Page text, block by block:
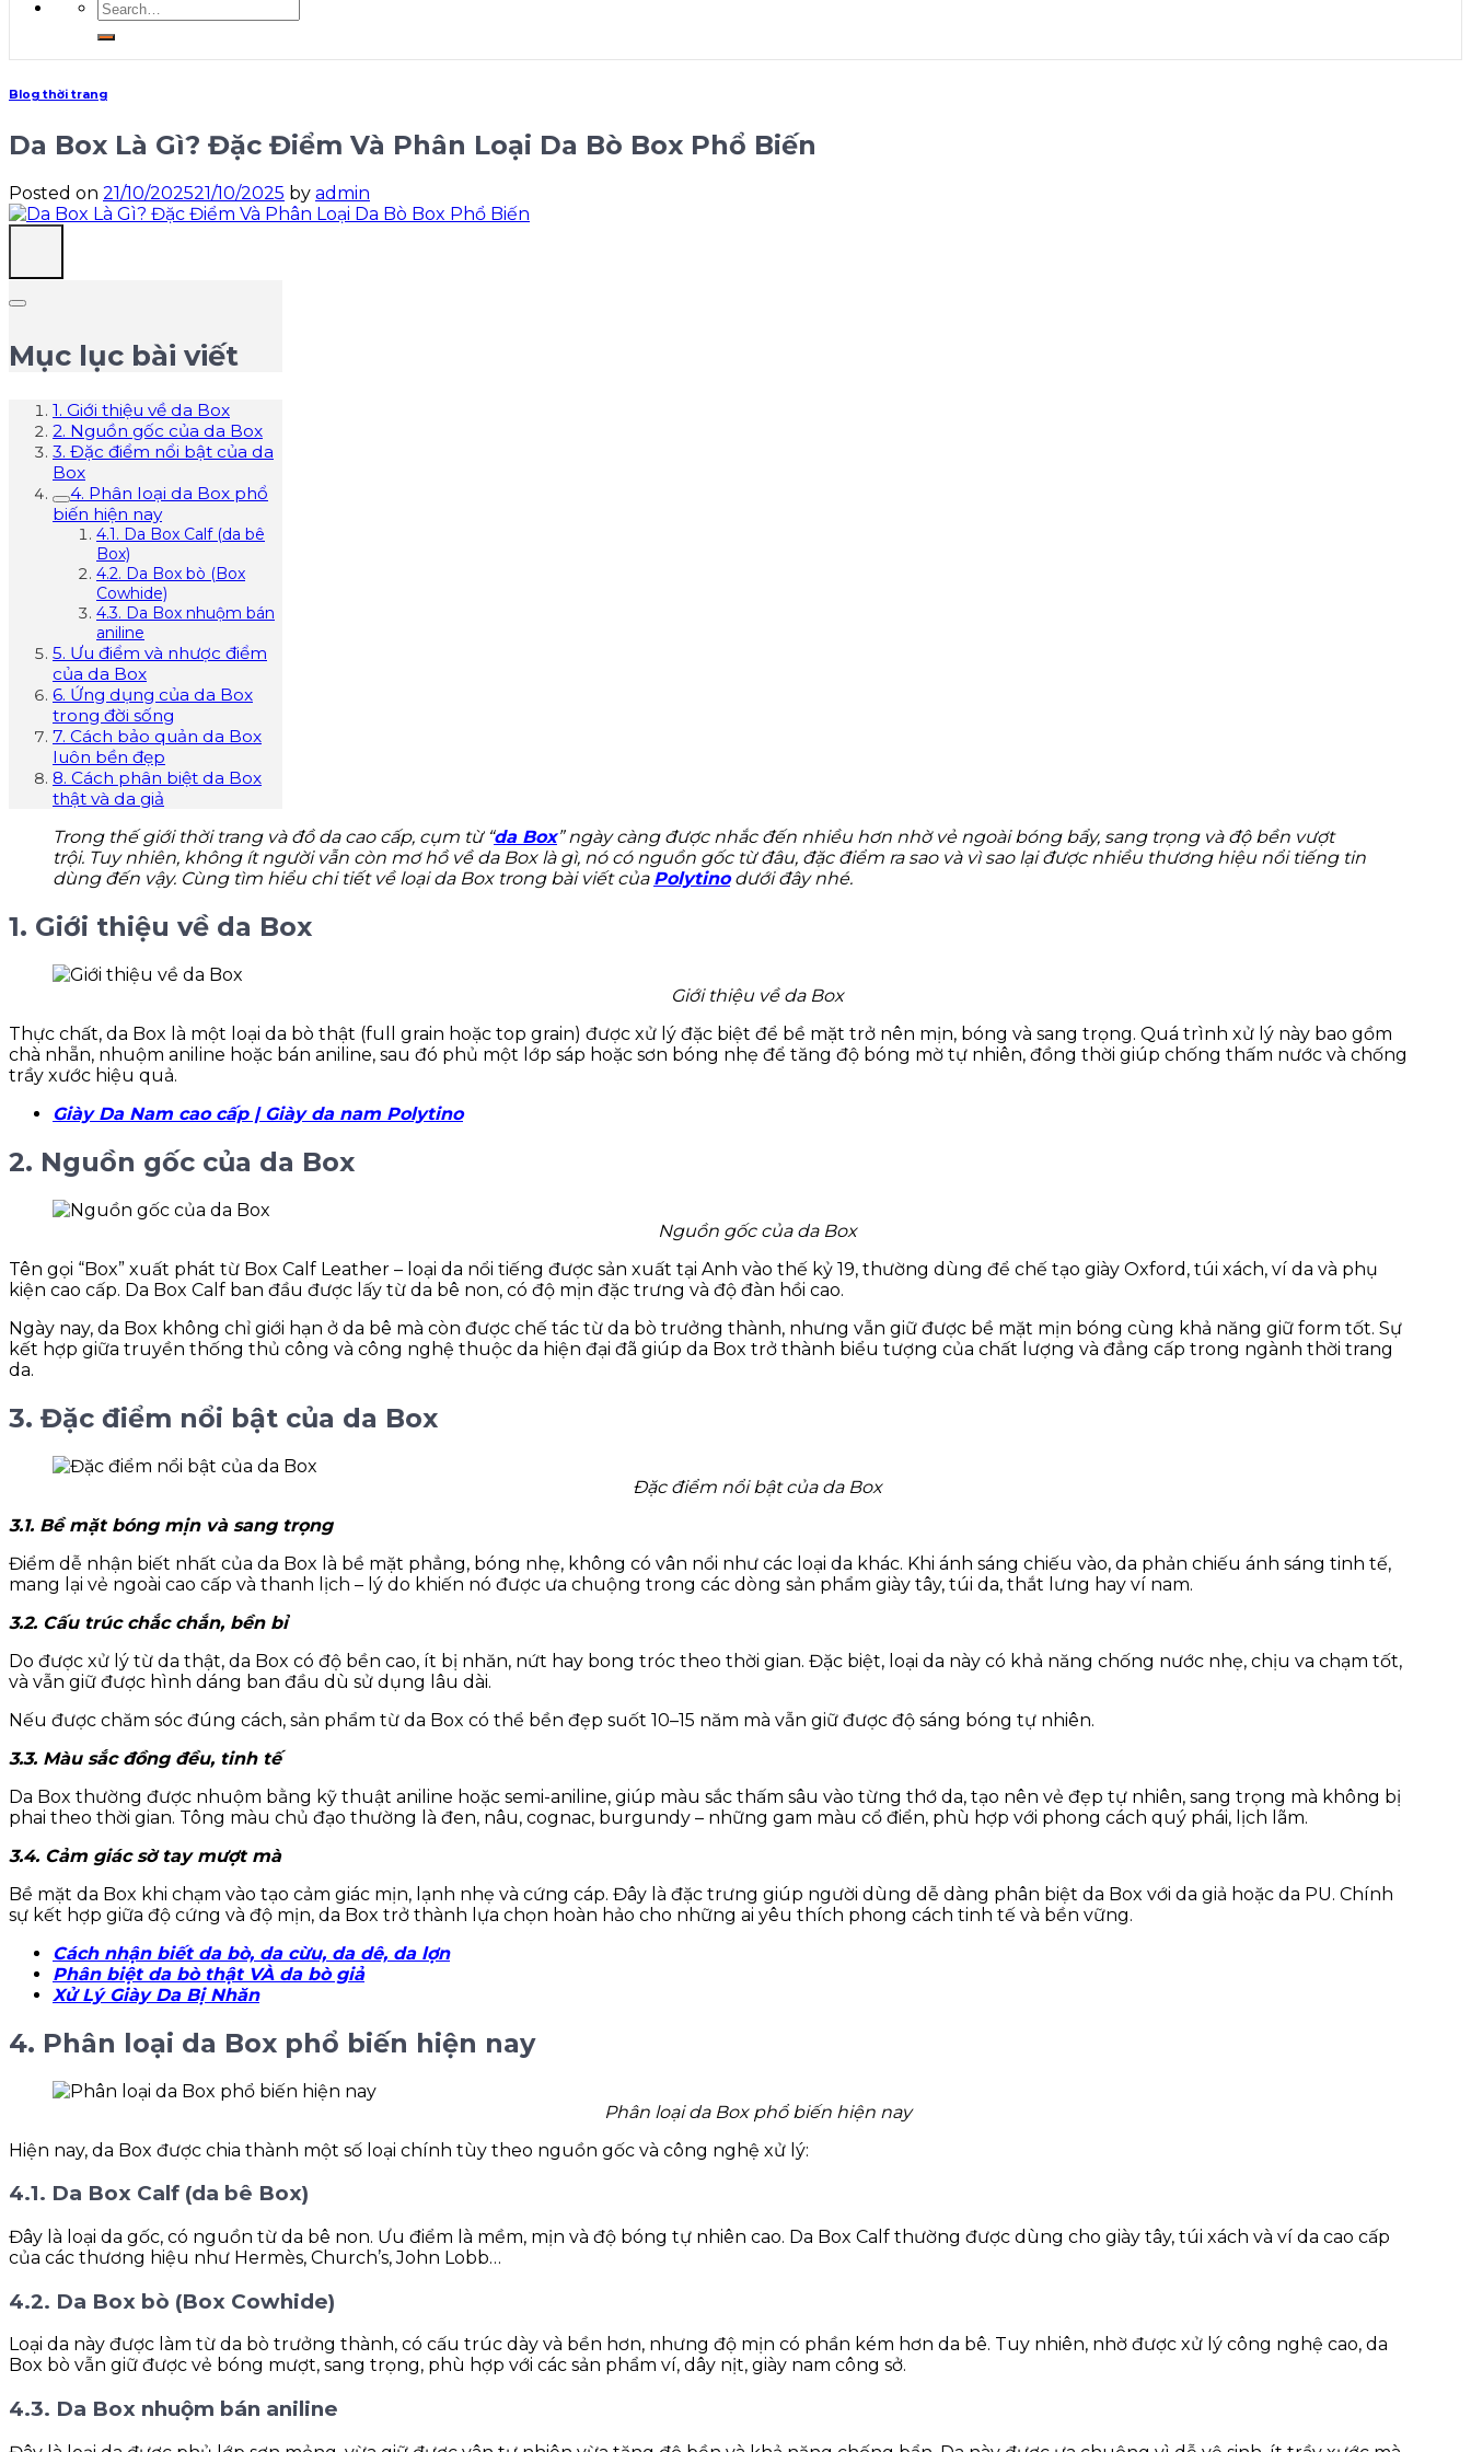
Search
for:
Blog thời trang
Da Box Là Gì? Đặc Điểm Và Phân Loại Da Bò Box Phổ Biến
Posted on 21/10/202521/10/2025 by admin
Mục lục bài viết
1. Giới thiệu về da Box
2. Nguồn gốc của da Box
3. Đặc điểm nổi bật của da
Box
4. Phân loại da Box phổ
biến hiện nay
4.1. Da Box Calf (da bê
Box)
4.2. Da Box bò (Box
Cowhide)
4.3. Da Box nhuộm bán
aniline
5. Ưu điểm và nhược điểm
của da Box
6. Ứng dụng của da Box
trong đời sống
7. Cách bảo quản da Box
luôn bền đẹp
8. Cách phân biệt da Box
thật và da giả
Trong thế giới thời trang và đồ da cao cấp, cụm từ “da Box” ngày càng được nhắc đến nhiều hơn nhờ vẻ ngoài bóng bẩy, sang trọng và độ bền vượt
trội. Tuy nhiên, không ít người vẫn còn mơ hồ về da Box là gì, nó có nguồn gốc từ đâu, đặc điểm ra sao và vì sao lại được nhiều thương hiệu nổi tiếng tin
dùng đến vậy. Cùng tìm hiểu chi tiết về loại da Box trong bài viết của Polytinodưới đây nhé.
1. Giới thiệu về da Box
Giới thiệu về da Box
Thực chất, da Box là một loại da bò thật (full grain hoặc top grain) được xử lý đặc biệt để bề mặt trở nên mịn, bóng và sang trọng. Quá trình xử lý này bao gồm
chà nhẵn, nhuộm aniline hoặc bán aniline, sau đó phủ một lớp sáp hoặc sơn bóng nhẹ để tăng độ bóng mờ tự nhiên, đồng thời giúp chống thấm nước và chống
trầy xước hiệu quả.
Giày Da Nam cao cấp | Giày da nam Polytino
2. Nguồn gốc của da Box
Nguồn gốc của da Box
Tên gọi “Box” xuất phát từ Box Calf Leather – loại da nổi tiếng được sản xuất tại Anh vào thế kỷ 19, thường dùng để chế tạo giày Oxford, túi xách, ví da và phụ
kiện cao cấp. Da Box Calf ban đầu được lấy từ da bê non, có độ mịn đặc trưng và độ đàn hồi cao.
Ngày nay, da Box không chỉ giới hạn ở da bê mà còn được chế tác từ da bò trưởng thành, nhưng vẫn giữ được bề mặt mịn bóng cùng khả năng giữ form tốt. Sự
kết hợp giữa truyền thống thủ công và công nghệ thuộc da hiện đại đã giúp da Box trở thành biểu tượng của chất lượng và đẳng cấp trong ngành thời trang
da.
3. Đặc điểm nổi bật của da Box
Đặc điểm nổi bật của da Box
3.1. Bề mặt bóng mịn và sang trọng
Điểm dễ nhận biết nhất của da Box là bề mặt phẳng, bóng nhẹ, không có vân nổi như các loại da khác. Khi ánh sáng chiếu vào, da phản chiếu ánh sáng tinh tế,
mang lại vẻ ngoài cao cấp và thanh lịch – lý do khiến nó được ưa chuộng trong các dòng sản phẩm giày tây, túi da, thắt lưng hay ví nam.
3.2. Cấu trúc chắc chắn, bền bỉ
Do được xử lý từ da thật, da Box có độ bền cao, ít bị nhăn, nứt hay bong tróc theo thời gian. Đặc biệt, loại da này có khả năng chống nước nhẹ, chịu va chạm tốt,
và vẫn giữ được hình dáng ban đầu dù sử dụng lâu dài.
Nếu được chăm sóc đúng cách, sản phẩm từ da Box có thể bền đẹp suốt 10–15 năm mà vẫn giữ được độ sáng bóng tự nhiên.
3.3. Màu sắc đồng đều, tinh tế
Da Box thường được nhuộm bằng kỹ thuật aniline hoặc semi-aniline, giúp màu sắc thấm sâu vào từng thớ da, tạo nên vẻ đẹp tự nhiên, sang trọng mà không bị
phai theo thời gian. Tông màu chủ đạo thường là đen, nâu, cognac, burgundy – những gam màu cổ điển, phù hợp với phong cách quý phái, lịch lãm.
3.4. Cảm giác sờ tay mượt mà
Bề mặt da Box khi chạm vào tạo cảm giác mịn, lạnh nhẹ và cứng cáp. Đây là đặc trưng giúp người dùng dễ dàng phân biệt da Box với da giả hoặc da PU. Chính
sự kết hợp giữa độ cứng và độ mịn, da Box trở thành lựa chọn hoàn hảo cho những ai yêu thích phong cách tinh tế và bền vững.
Cách nhận biết da bò, da cừu, da dê, da lợn
Phân biệt da bò thật VÀ da bò giả
Xử Lý Giày Da Bị Nhăn
4. Phân loại da Box phổ biến hiện nay
Phân loại da Box phổ biến hiện nay
Hiện nay, da Box được chia thành một số loại chính tùy theo nguồn gốc và công nghệ xử lý:
4.1. Da Box Calf (da bê Box)
Đây là loại da gốc, có nguồn từ da bê non. Ưu điểm là mềm, mịn và độ bóng tự nhiên cao. Da Box Calf thường được dùng cho giày tây, túi xách và ví da cao cấp
của các thương hiệu như Hermès, Church’s, John Lobb…
4.2. Da Box bò (Box Cowhide)
Loại da này được làm từ da bò trưởng thành, có cấu trúc dày và bền hơn, nhưng độ mịn có phần kém hơn da bê. Tuy nhiên, nhờ được xử lý công nghệ cao, da
Box bò vẫn giữ được vẻ bóng mượt, sang trọng, phù hợp với các sản phẩm ví, dây nịt, giày nam công sở.
4.3. Da Box nhuộm bán aniline